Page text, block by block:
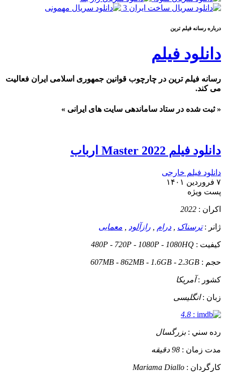
درباره رسانه فيلم ترين
دانلود فیلم
رسانه فیلم ترین در چارچوب قوانین جمهوری اسلامی ایران فعالیت
می کند.
« ثبت شده در ستاد ساماندهی سایت های ایرانی »
دانلود فیلم Master 2022 ارباب
دانلود فیلم خارجی
۷ فروردین ۱۴۰۱
پست ويژه
اکران : 2022
ژانر :ترسناک درام رازآلود معمایی
کيفيت : 480P - 720P - 1080P - 1080HQ
حجم : 607MB - 862MB - 1.6GB - 2.3GB
کشور :آمریکا
زبان :انگلیسی
:
4.8
رده سني :بزرگسال
مدت زمان : 98 دقیقه
کارگردان : Mariama Diallo